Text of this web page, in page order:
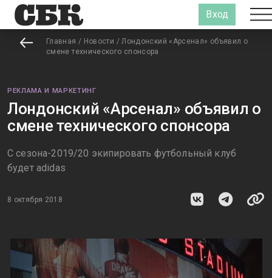
Вход
Главная / Новости / Лондонский «Арсенал» объявил о
смене технического спонсора
РЕКЛАМА И МАРКЕТИНГ
Лондонский «Арсенал» объявил о
смене технического спонсора
С сезона-2019/20 экипировать футбольный клуб
будет adidas
8 октября 2018